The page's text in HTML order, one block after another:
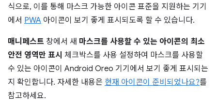
식으로, 이를 통해 마스크 가능한 아이콘 표준을 지원하는 기기
에서 PWA 아이콘이 보기 좋게 표시되도록 할 수 있습니다.
매니페스트 창에서 새 마스크를 사용할 수 있는 아이콘의 최소
안전 영역만 표시 체크박스를 사용 설정하여 마스크를 사용할
수 있는 아이콘이 Android Oreo 기기에서 보기 좋게 표시되는
지 확인합니다. 자세한 내용은 현재 아이콘이 준비되었나요?를
참고하세요.